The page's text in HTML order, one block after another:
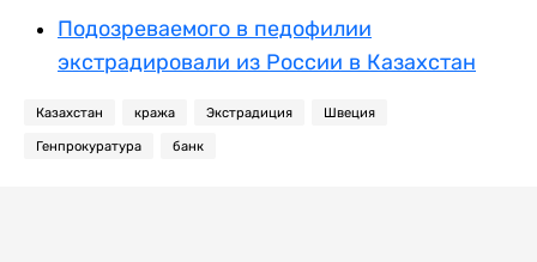
Подозреваемого в педофилии
экстрадировали из России в Казахстан
Казахстан кража Экстрадиция Швеция
Генпрокуратура банк